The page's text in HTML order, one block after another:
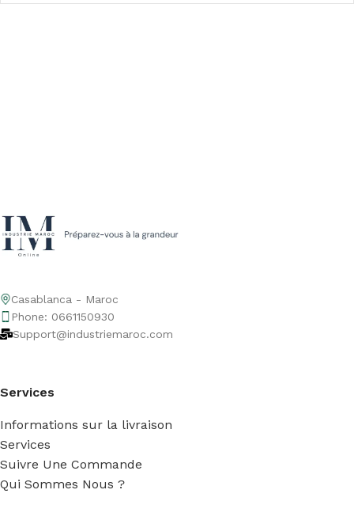
Casablanca - Maroc
Phone: 0661150930
Support@industriemaroc.com
Services
Informations sur la livraison
Services
Suivre Une Commande
Qui Sommes Nous ?